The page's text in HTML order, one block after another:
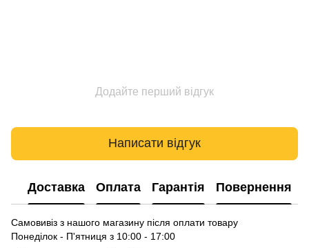
Додайте перший відгук
Написати відгук
Доставка Оплата Гарантія Повернення
Самовивіз з нашого магазину після оплати товару
Понеділок - П'ятниця з 10:00 - 17:00